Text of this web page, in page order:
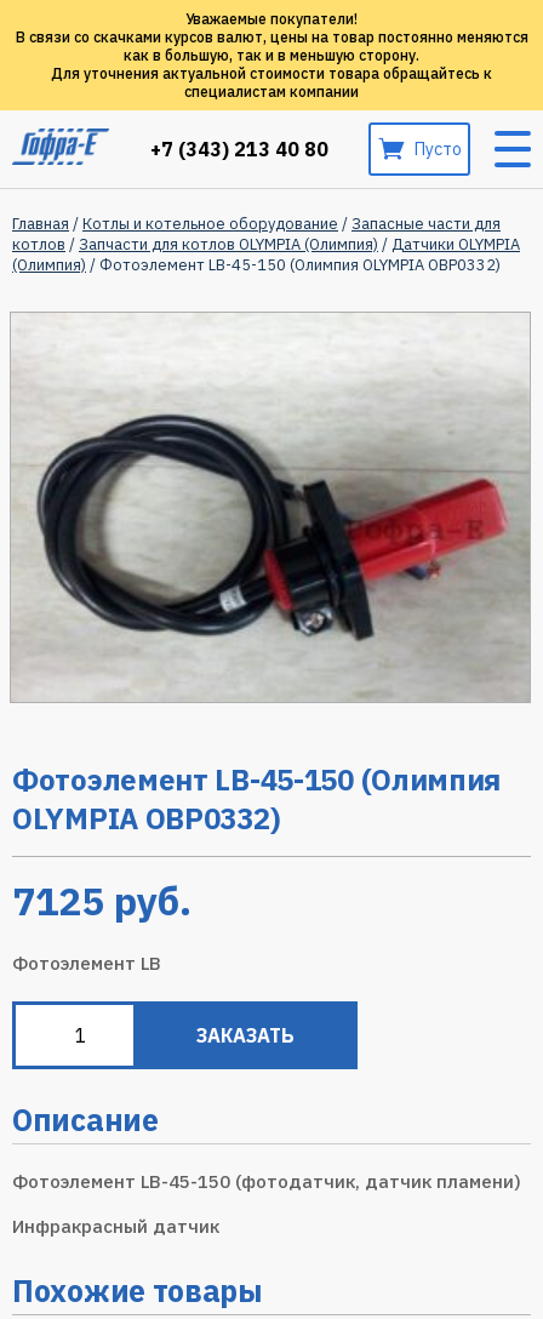
Уважаемые покупатели!
В связи со скачками курсов валют, цены на товар постоянно меняются
как в большую, так и в меньшую сторону.
Для уточнения актуальной стоимости товара обращайтесь к
специалистам компании
+7 (343) 213 40 80 Пусто
Главная /Котлы и котельное оборудование /Запасные части для
котлов /Запчасти для котлов OLYMPIA (Олимпия) /Датчики OLYMPIA
(Олимпия) / Фотоэлемент LB-45-150 (Олимпия OLYMPIA OBP0332)
Фотоэлемент LB-45-150 (Олимпия
OLYMPIA OBP0332)
7125 руб.
Фотоэлемент LB
ЗАКАЗАТЬ
Описание
Фотоэлемент LB-45-150 (фотодатчик, датчик пламени)
Инфракрасный датчик
Похожие товары